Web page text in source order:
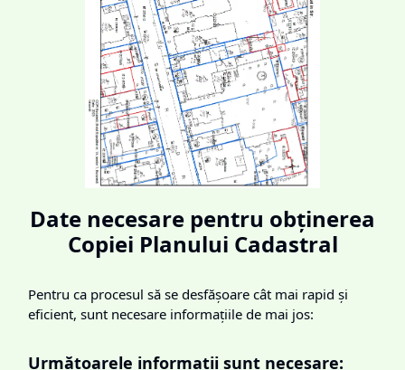
Date necesare pentru obținerea
Copiei Planului Cadastral
Pentru ca procesul să se desfășoare cât mai rapid și
eficient, sunt necesare informațiile de mai jos:
Următoarele informații sunt necesare: